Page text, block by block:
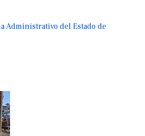
Administrativo del Estado de